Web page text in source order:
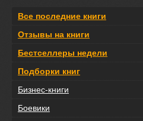
Все последние книги
Отзывы на книги
Бестселлеры недели
Подборки книг
Бизнес-книги
Боевики